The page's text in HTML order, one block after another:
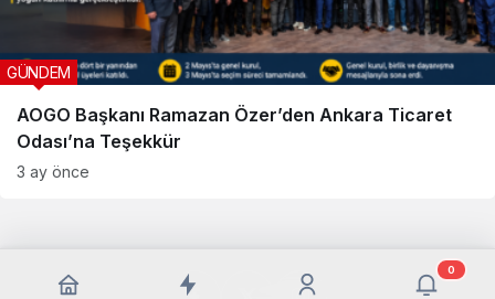
AOGO Başkanı Ramazan Özer’den Ankara Ticaret
Odası’na Teşekkür
GÜNDEM
3 ay önce
0